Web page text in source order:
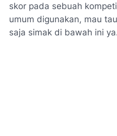
skor pada sebuah
umum digunakan, mau
saja simak di bawah ini